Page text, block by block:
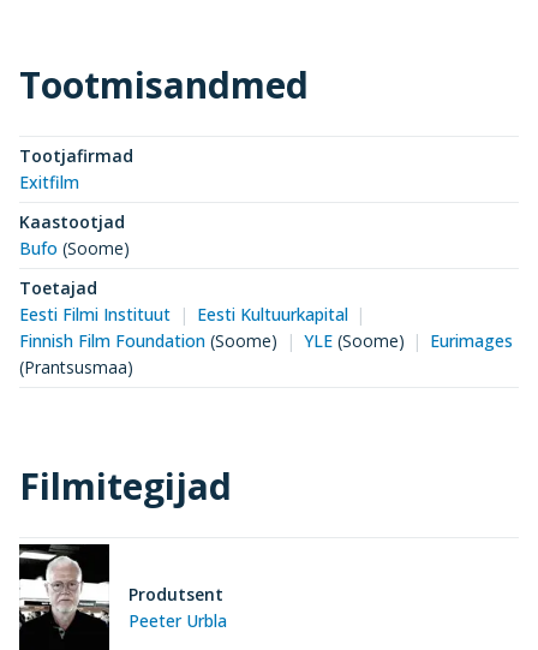
Tootmisandmed
Tootjafirmad
Exitfilm
Kaastootjad
Bufo (Soome)
Toetajad
Eesti Filmi Instituut
Eesti Kultuurkapital
Finnish Film Foundation (Soome) YLE(Soome)
Eurimages
(Prantsusmaa)
Filmitegijad
Peeter Urbla
Produtsent